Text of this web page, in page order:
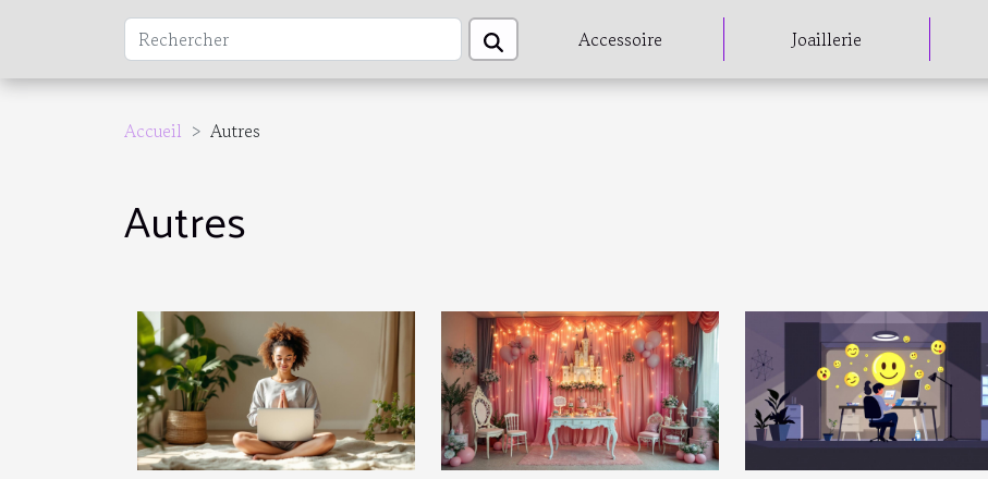
Accessoire Joaillerie
Accueil Autres
Autres